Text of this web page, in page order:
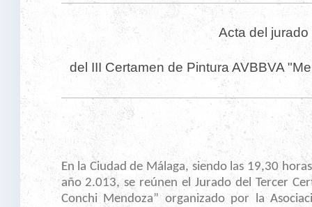
Acta del jurado
del III Certamen de Pintura AVBBVA
En la Ciudad de Málaga, siendo las 19,30
año 2.013, se reúnen el Jurado del Tercer
Conchi Mendoza” organizado por la